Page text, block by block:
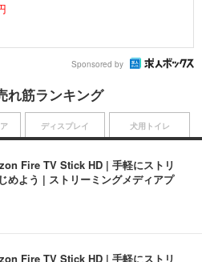
Sponsored by
れ筋ランキング
Fire TV Stick HD | 手軽にストリ
めよう | ストリーミングメディアプ
Fire TV Stick HD | 手軽にストリ
ディスプレイ 犬用トイレ